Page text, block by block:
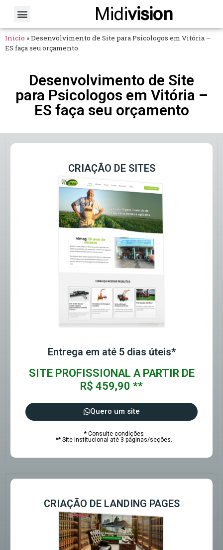
Midivision
Início »Desenvolvimento de Site para Psicologos em Vitória –
ES faça seu orçamento
Desenvolvimento de Site
para Psicologos em Vitória –
ES faça seu orçamento
CRIAÇÃO DE SITES
Entrega em até 5 dias úteis*
SITE PROFISSIONAL A PARTIR DE
R$ 459,90 **
Quero um site
* Consulte condições
** Site Institucional até 3 páginas/seções.
CRIAÇÃO DE LANDING PAGES